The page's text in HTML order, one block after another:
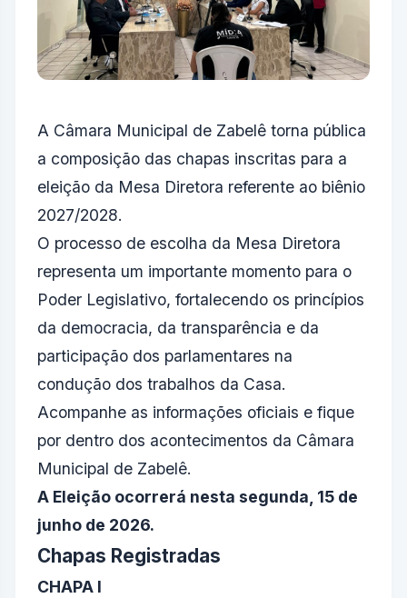
A Câmara Municipal de Zabelê torna pública
a composição das chapas inscritas para a
eleição da Mesa Diretora referente ao biênio
2027/2028.
O processo de escolha da Mesa Diretora
representa um importante momento para o
Poder Legislativo, fortalecendo os princípios
da democracia, da transparência e da
participação dos parlamentares na
condução dos trabalhos da Casa.
Acompanhe as informações oficiais e fique
por dentro dos acontecimentos da Câmara
Municipal de Zabelê.
A Eleição ocorrerá nesta segunda, 15 de
junho de 2026.
Chapas Registradas
CHAPA I